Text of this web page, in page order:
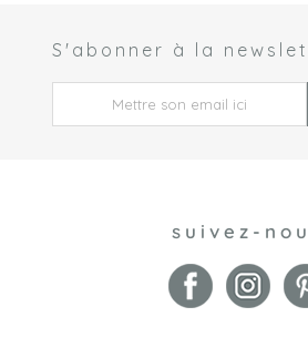
S'abonner à la
suivez-